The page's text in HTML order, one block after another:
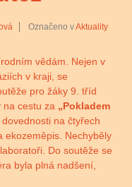
Označeno vAktuality
vědám. Nejen v
v kraji, se
pro žáky 9. tříd
na cestu za „Pokladem
na čtyřech
ekozeměpis. Nechyběly
Do soutěže se
byla plná nadšení,